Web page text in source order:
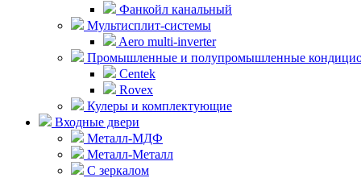
Фанкойл канальный
Мультисплит-системы
Aero multi-inverter
Промышленные и полупромышленные
Centek
Rovex
Кулеры и комплектующие
Входные двери
Металл-МДФ
Металл-Металл
С зеркалом